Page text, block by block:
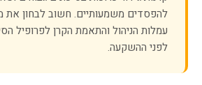
להפסדים משמעותיים. חשוב לבחון את
עמלות הניהול והתאמת הקרן לפרופיל
לפני ההשקעה.